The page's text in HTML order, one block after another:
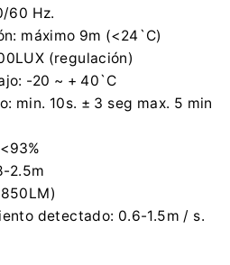
60 Hz.
máximo 9m (<24`C)
(regulación)
-20 ~ + 40`C
min. 10s. ± 3 seg max. 5 min
2.5m
detectado: 0.6-1.5m / s.